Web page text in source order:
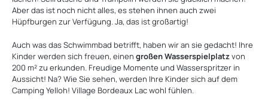
Aber das ist noch nicht alles, es stehen ihnen auch zwei
Hüpfburgen zur Verfügung. Ja, das ist großartig!
Auch was das Schwimmbad betrifft, haben wir an sie gedacht! Ihre
Kinder werden sich freuen, einen großen Wasserspielplatzvon
200 m² zu erkunden. Freudige Momente und Wasserspritzer in
Aussicht! Na? Wie Sie sehen, werden Ihre Kinder sich auf dem
Camping Yelloh! Village Bordeaux Lac wohl fühlen.